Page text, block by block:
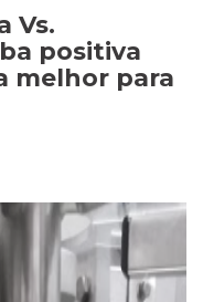
Vs.
positiva
melhor para